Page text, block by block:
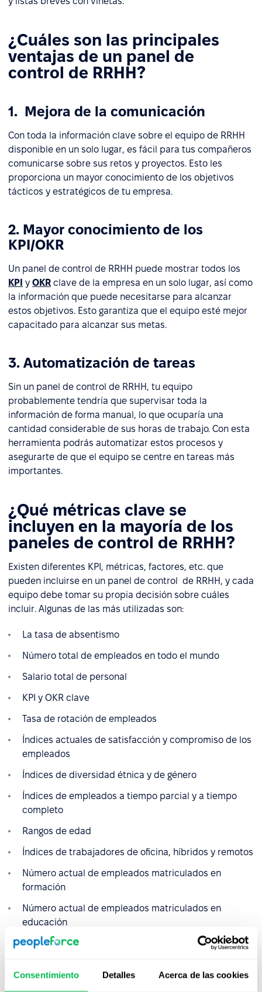
Consentimiento Detalles Acerca de las cookies
¿Cuáles son las principales
ventajas de un panel de
control de RRHH?
1. Mejora de la comunicación
Con toda la información clave sobre el equipo de RRHH
disponible en un solo lugar, es fácil para tus compañeros
comunicarse sobre sus retos y proyectos. Esto les
proporciona un mayor conocimiento de los objetivos
tácticos y estratégicos de tu empresa.
2. Mayor conocimiento de los
KPI/OKR
Un panel de control de RRHH puede mostrar todos los
KPI y OKR clave de la empresa en un solo lugar, así como
la información que puede necesitarse para alcanzar
estos objetivos. Esto garantiza que el equipo esté mejor
capacitado para alcanzar sus metas.
3. Automatización de tareas
Sin un panel de control de RRHH, tu equipo
probablemente tendría que supervisar toda la
información de forma manual, lo que ocuparía una
cantidad considerable de sus horas de trabajo. Con esta
herramienta podrás automatizar estos procesos y
asegurarte de que el equipo se centre en tareas más
importantes.
¿Qué métricas clave se
incluyen en la mayoría de los
paneles de control de RRHH?
Existen diferentes KPI, métricas, factores, etc. que
pueden incluirse en un panel de control de RRHH, y cada
equipo debe tomar su propia decisión sobre cuáles
incluir. Algunas de las más utilizadas son:
La tasa de absentismo
Número total de empleados en todo el mundo
Salario total de personal
KPI y OKR clave
Tasa de rotación de empleados
Índices actuales de satisfacción y compromiso de los
empleados
Índices de diversidad étnica y de género
Índices de empleados a tiempo parcial y a tiempo
completo
Rangos de edad
Índices de trabajadores de oficina, híbridos y remotos
Número actual de empleados matriculados en
formación
Número actual de empleados matriculados en
educación
Tasas de aceptación de ofertas